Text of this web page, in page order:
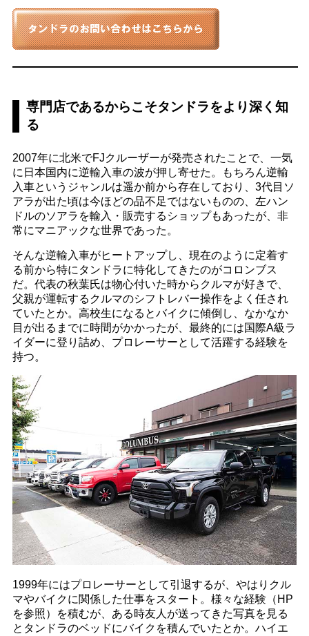
専門店であるからこそタンドラをより深く知
る
2007年に北米でFJクルーザーが発売されたことで、一気
に日本国内に逆輸入車の波が押し寄せた。もちろん逆輸
入車というジャンルは遥か前から存在しており、3代目ソ
アラが出た頃は今ほどの品不足ではないものの、左ハン
ドルのソアラを輸入・販売するショップもあったが、非
常にマニアックな世界であった。
そんな逆輸入車がヒートアップし、現在のように定着す
る前から特にタンドラに特化してきたのがコロンブス
だ。代表の秋葉氏は物心付いた時からクルマが好きで、
父親が運転するクルマのシフトレバー操作をよく任され
ていたとか。高校生になるとバイクに傾倒し、なかなか
目が出るまでに時間がかかったが、最終的には国際A級ラ
イダーに登り詰め、プロレーサーとして活躍する経験を
持つ。
1999年にはプロレーサーとして引退するが、やはりクル
マやバイクに関係した仕事をスタート。様々な経験（HP
を参照）を積むが、ある時友人が送ってきた写真を見る
とタンドラのベッドにバイクを積んでいたとか。ハイエ